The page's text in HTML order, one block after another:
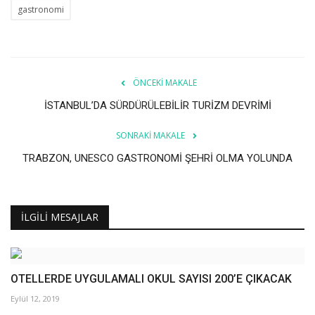
gastronomi
ÖNCEKI MAKALE
İSTANBUL’DA SÜRDÜRÜLEBİLİR TURİZM DEVRİMİ
SONRAKI MAKALE
TRABZON, UNESCO GASTRONOMİ ŞEHRİ OLMA YOLUNDA
İLGILI MESAJLAR
OTELLERDE UYGULAMALI OKUL SAYISI 200’E ÇIKACAK
Eylül 12, 2019